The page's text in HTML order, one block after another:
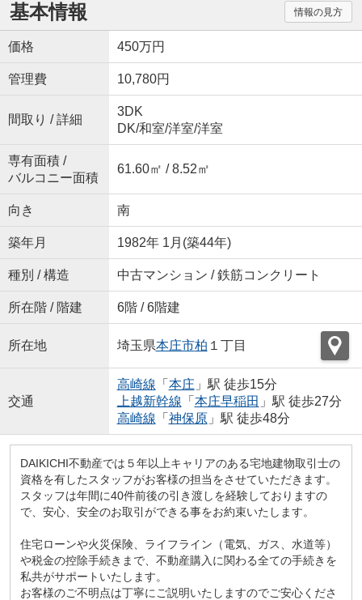
基本情報 情報の見方
価格 450万円
管理費 10,780円
間取り / 詳細
3DK
DK/和室/洋室/洋室
専有面積 /
バルコニー面積
61.60㎡ / 8.52㎡
向き 南
築年月 1982年 1月(築44年)
種別 / 構造 中古マンション / 鉄筋コンクリート
所在階 / 階建 6階 / 6階建
所在地 埼玉県本庄市柏 １丁目
交通
高崎線 「 本庄 」駅 徒歩15分
上越新幹線 「 本庄早稲田 」駅 徒歩27分
高崎線 「 神保原」駅 徒歩48分
DAIKICHI不動産では５年以上キャリアのある宅地建物取引士の
資格を有したスタッフがお客様の担当をさせていただきます。
スタッフは年間に40件前後の引き渡しを経験しておりますの
で、安心、安全のお取引ができる事をお約束いたします。
住宅ローンや火災保険、ライフライン（電気、ガス、水道等）
や税金の控除手続きまで、不動産購入に関わる全ての手続きを
私共がサポートいたします。
お客様のご不明点は丁寧にご説明いたしますのでご安心くださ